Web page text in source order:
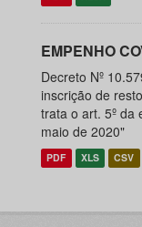
EMPENHO
Decreto Nº
inscrição de
trata o art. 5º da
maio de 2020"
PDF XLS CSV